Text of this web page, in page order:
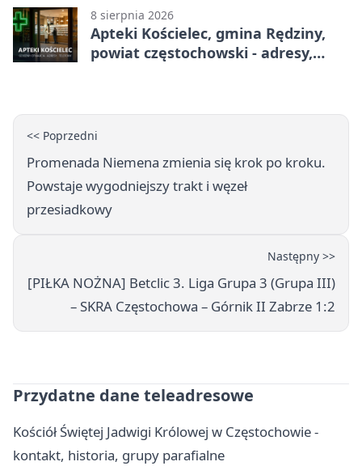
8 sierpnia 2026
Apteki Kościelec, gmina Rędziny,
powiat częstochowski - adresy,
<< Poprzedni
Promenada Niemena zmienia się krok po kroku.
Powstaje wygodniejszy trakt i węzeł
przesiadkowy
Następny >>
[PIŁKA NOŻNA] Betclic 3. Liga Grupa 3 (Grupa III)
– SKRA Częstochowa – Górnik II Zabrze 1:2
Przydatne dane teleadresowe
Kościół Świętej Jadwigi Królowej w Częstochowie -
kontakt, historia, grupy parafialne